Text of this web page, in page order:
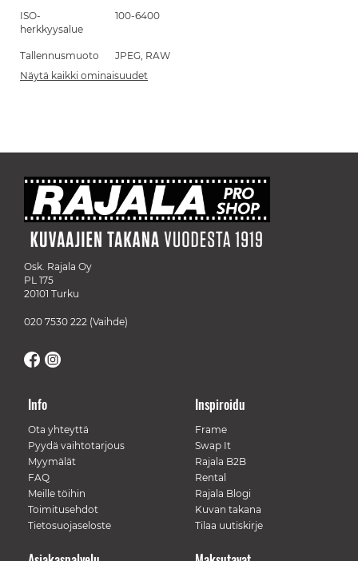
ISO-
herkkyysalue
100-6400
Tallennusmuoto
JPEG, RAW
Näytä kaikki ominaisuudet
Osk. Rajala Oy
PL 175
20101 Turku
020 7530 222 (Vaihde)
Info
Ota yhteyttä
Pyydä vaihtotarjous
Myymälät
FAQ
Meille töihin
Toimitusehdot
Tietosuojaseloste
Inspiroidu
Frame
Swap It
Rajala B2B
Rental
Rajala Blogi
Kuvan takana
Tilaa uutiskirje